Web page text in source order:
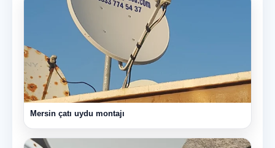
Mersin çatı uydu montajı